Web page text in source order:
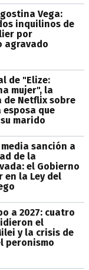
Vega:
inquilinos de
por
agravado
de "Elize:
mujer", la
de Netflix sobre
esposa que
marido
sanción a
de la
el Gobierno
en la Ley del
a 2027: cuatro
el
y la crisis de
peronismo